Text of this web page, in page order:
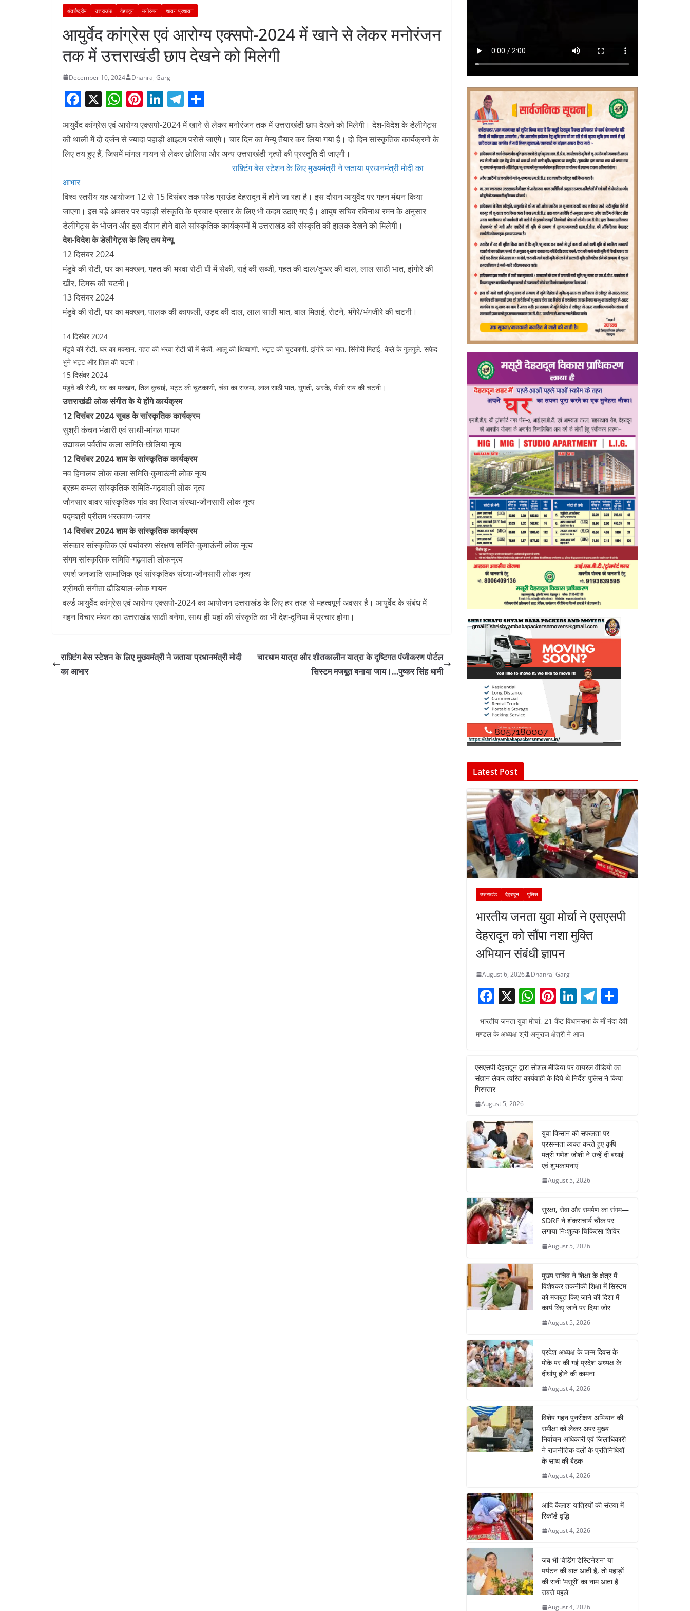
अंतर्राष्ट्रीय उत्तराखंड देहरादून मनोरंजन शासन प्रशासन
आयुर्वेद कांग्रेस एवं आरोग्य एक्सपो-2024 में खाने से लेकर मनोरंजन
तक में उत्तराखंडी छाप देखने को मिलेगी
December 10, 2024 Dhanraj Garg
F
c
e
b
o
k
X W
h
at
s
p
Pi
nt
er
e
Li
k
e
T
el
e
gr
h
ar
e
आयुर्वेद कांग्रेस एवं आरोग्य एक्सपो-2024 में खाने से लेकर मनोरंजन तक में उत्तराखंडी छाप देखने को मिलेगी। देश-विदेश के डेलीगेट्स
की थाली में दो दर्जन से ज्यादा पहाड़ी आइटम परोसे जाएंगे। चार दिन का मेन्यू तैयार कर लिया गया है। दो दिन सांस्कृतिक कार्यक्रमों के
लिए तय हुए हैं, जिसमें मांगल गायन से लेकर छोलिया और अन्य उत्तराखंडी नृत्यों की प्रस्तुति दी जाएगी।
राफ़्टिंग बेस स्टेशन के लिए मुख्यमंत्री ने जताया प्रधानमंत्री मोदी का
आभार
विश्व स्तरीय यह आयोजन 12 से 15 दिसंबर तक परेड ग्राउंड देहरादून में होने जा रहा है। इस दौरान आयुर्वेद पर गहन मंथन किया
जाएगा। इस बडे़ अवसर पर पहाड़ी संस्कृति के प्रचार-प्रसार के लिए भी कदम उठाए गए हैं। आयुष सचिव रविनाथ रमन के अनुसार
डेलीगेट्स के भोजन और इस दौरान होने वाले सांस्कृतिक कार्यक्रमों में उत्तराखंड की संस्कृति की झलक देखने को मिलेगी।
देश-विदेश के डेलीगेट्स के लिए तय मेन्यू
12 दिसंबर 2024
मंडुवे की रोटी, घर का मक्खन, गहत की भरवा रोटी घी में सेकी, राई की सब्जी, गहत की दाल/तुअर की दाल, लाल साठी भात, झंगोरे की
खीर, टिमरू की चटनी।
13 दिसंबर 2024
मंडुवे की रोटी, घर का मक्खन, पालक की काफली, उड़द की दाल, लाल साठी भात, बाल मिठाई, रोटने, भंगेरे/भंगजीरे की चटनी।
14 दिसंबर 2024
मंडुवे की रोटी, घर का मक्खन, गहत की भरवा रोटी घी में सेकी, आलू की थिच्वाणी, भट्ट की चुटकाणी, झंगोरे का भात, सिंगोरी मिठाई, केले के गुलगुले, सफेद
भुने भट्ट और तिल की चटनी।
15 दिसंबर 2024
मंडुवे की रोटी, घर का मक्खन, तिल कुचाई, भट्ट की चुटकाणी, चंबा का राजमा, लाल साठी भात, घुगती, अस्के, पीली राय की चटनी।
उत्तराखंडी लोक संगीत के ये होंगे कार्यक्रम
12 दिसंबर 2024 सुबह के सांस्कृतिक कार्यक्रम
सुश्री कंचन भंडारी एवं साथी-मांगल गायन
उद्याचल पर्वतीय कला समिति-छोलिया नृत्य
12 दिसंबर 2024 शाम के सांस्कृतिक कार्यक्रम
नव हिमालय लोक कला समिति-कुमाऊंनी लोक नृत्य
ब्रहम कमल सांस्कृतिक समिति-गढ़वाली लोक नृत्य
जौनसार बावर सांस्कृतिक गांव का रिवाज संस्था-जौनसारी लोक नृत्य
पद्मश्री प्रीतम भरतवाण-जागर
14 दिसंबर 2024 शाम के सांस्कृतिक कार्यक्रम
संस्कार सांस्कृतिक एवं पर्यावरण संरक्षण समिति-कुमाऊंनी लोक नृत्य
संगम सांस्कृतिक समिति-गढ़वाली लोकनृत्य
स्पर्श जनजाति सामाजिक एवं सांस्कृतिक संध्या-जौनसारी लोक नृत्य
श्रीमती संगीता ढौंडियाल-लोक गायन
वर्ल्ड आयुर्वेद कांग्रेस एवं आरोग्य एक्सपो-2024 का आयोजन उत्तराखंड के लिए हर तरह से महत्वपूर्ण अवसर है। आयुर्वेद के संबंध में
गहन विचार मंथन का उत्तराखंड साक्षी बनेगा, साथ ही यहां की संस्कृति का भी देश-दुनिया में प्रचार होगा।
राफ़्टिंग बेस स्टेशन के लिए मुख्यमंत्री ने जताया प्रधानमंत्री मोदी
का आभार
चारधाम यात्रा और शीतकालीन यात्रा के दृष्टिगत पंजीकरण पोर्टल
सिस्टम मजबूत बनाया जाय।…पुष्कर सिंह धामी
Latest Post
उत्तराखंड देहरादून पुलिस
भारतीय जनता युवा मोर्चा ने एसएसपी
देहरादून को सौंपा नशा मुक्ति
अभियान संबंधी ज्ञापन
August 6, 2026 Dhanraj Garg
F
c
b
o
o
k
X W
h
at
s
A
p
Pi
nt
er
e
st
Li
k
dI
n
T
el
e
a
m
h
ar
भारतीय जनता युवा मोर्चा, 21 कैंट विधानसभा के माँ नंदा देवी
मण्डल के अध्यक्ष श्री अनुराज क्षेत्री ने आज
एसएसपी देहरादून द्वारा सोशल मीडिया पर वायरल वीडियो का
संज्ञान लेकर त्वरित कार्यवाही के दिये थे निर्देश पुलिस ने किया
गिरफ्तार
August 5, 2026
युवा किसान की सफलता पर
प्रसन्नता व्यक्त करते हुए कृषि
मंत्री गणेश जोशी ने उन्हें दीं बधाई
एवं शुभकामनाएं
August 5, 2026
सुरक्षा, सेवा और समर्पण का संगम—
SDRF ने शंकराचार्य चौक पर
लगाया निःशुल्क चिकित्सा शिविर
August 5, 2026
मुख्य सचिव ने शिक्षा के क्षेत्र में
विशेषकर तकनीकी शिक्षा में सिस्टम
को मजबूत किए जाने की दिशा में
कार्य किए जाने पर दिया जोर
August 5, 2026
प्रदेश अध्यक्ष के जन्म दिवस के
मोके पर की गई प्रदेश अध्यक्ष के
दीर्घायु होने की कामना
August 4, 2026
विशेष गहन पुनरीक्षण अभियान की
समीक्षा को लेकर अपर मुख्य
निर्वाचन अधिकारी एवं जिलाधिकारी
ने राजनीतिक दलों के प्रतिनिधियों
के साथ की बैठक
August 4, 2026
आदि कैलाश यात्रियों की संख्या में
रिकॉर्ड वृद्धि
August 4, 2026
जब भी ‘वेडिंग डेस्टिनेशन’ या
पर्यटन की बात आती है, तो पहाड़ों
की रानी ‘मसूरी’ का नाम आता है
सबसे पहले
August 4, 2026